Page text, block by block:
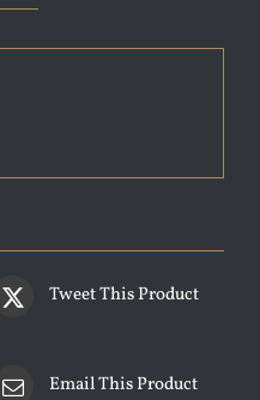
Tweet This Product
Email This Product